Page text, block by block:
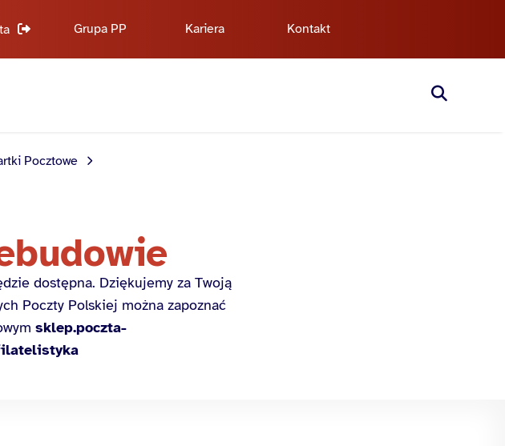
Grupa PP Kariera Kontakt
Pocztowe
dostępna. Dziękujemy za Twoją
Poczty Polskiej można zapoznać
sklep.poczta-